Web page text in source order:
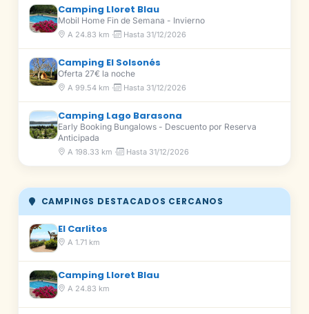
Camping Lloret Blau
Mobil Home Fin de Semana - Invierno
A 24.83 km · Hasta 31/12/2026
Camping El Solsonés
Oferta 27€ la noche
A 99.54 km · Hasta 31/12/2026
Camping Lago Barasona
Early Booking Bungalows - Descuento por Reserva
Anticipada
A 198.33 km · Hasta 31/12/2026
CAMPINGS DESTACADOS CERCANOS
El Carlitos
A 1.71 km
Camping Lloret Blau
A 24.83 km